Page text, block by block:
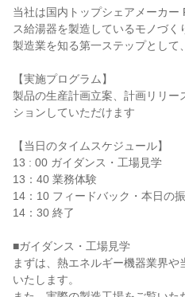
当社は国内トップシェアメーカ
ス給湯器を製造しているモノづく
製造業を知る第一ステップとして
【実施プログラム】
製品の生産計画立案、計画リリー
ションしていただけます
【当日のタイムスケジュール】
13 : 00 ガイダンス・工場見学
13：40 業務体験
14：10 フィードバック・本日の
14：30 終了
■ガイダンス・工場見学
まずは、熱エネルギー機器業界
いたします。